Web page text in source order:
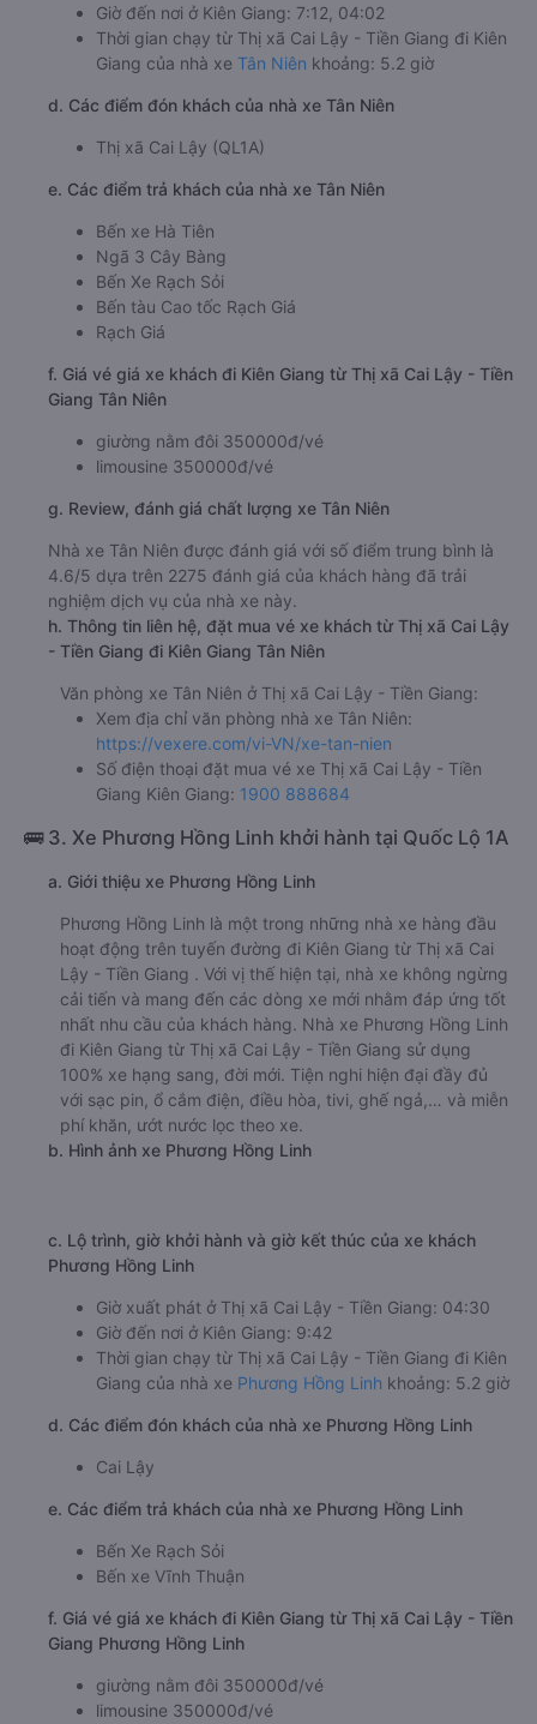
Giờ đến nơi ở Kiên Giang: 7:12, 04:02
Thời gian chạy từ Thị xã Cai Lậy - Tiền Giang đi Kiên
Giang của nhà xe Tân Niên khoảng: 5.2 giờ
d. Các điểm đón khách của nhà xe Tân Niên
Thị xã Cai Lậy (QL1A)
e. Các điểm trả khách của nhà xe Tân Niên
Bến xe Hà Tiên
Ngã 3 Cây Bàng
Bến Xe Rạch Sỏi
Bến tàu Cao tốc Rạch Giá
Rạch Giá
f. Giá vé giá xe khách đi Kiên Giang từ Thị xã Cai Lậy - Tiền
Giang Tân Niên
giường nằm đôi 350000đ/vé
limousine 350000đ/vé
g. Review, đánh giá chất lượng xe Tân Niên
Nhà xe Tân Niên được đánh giá với số điểm trung bình là
4.6/5 dựa trên 2275 đánh giá của khách hàng đã trải
nghiệm dịch vụ của nhà xe này.
h. Thông tin liên hệ, đặt mua vé xe khách từ Thị xã Cai Lậy
- Tiền Giang đi Kiên Giang Tân Niên
Văn phòng xe Tân Niên ở Thị xã Cai Lậy - Tiền Giang:
Xem địa chỉ văn phòng nhà xe Tân Niên:
https://vexere.com/vi-VN/xe-tan-nien
Số điện thoại đặt mua vé xe Thị xã Cai Lậy - Tiền
Giang Kiên Giang: 1900 888684
🚌 3. Xe Phương Hồng Linh khởi hành tại Quốc Lộ 1A
a. Giới thiệu xe Phương Hồng Linh
Phương Hồng Linh là một trong những nhà xe hàng đầu
hoạt động trên tuyến đường đi Kiên Giang từ Thị xã Cai
Lậy - Tiền Giang . Với vị thế hiện tại, nhà xe không ngừng
cải tiến và mang đến các dòng xe mới nhằm đáp ứng tốt
nhất nhu cầu của khách hàng. Nhà xe Phương Hồng Linh
đi Kiên Giang từ Thị xã Cai Lậy - Tiền Giang sử dụng
100% xe hạng sang, đời mới. Tiện nghi hiện đại đầy đủ
với sạc pin, ổ cắm điện, điều hòa, tivi, ghế ngả,… và miễn
phí khăn, ướt nước lọc theo xe.
b. Hình ảnh xe Phương Hồng Linh
c. Lộ trình, giờ khởi hành và giờ kết thúc của xe khách
Phương Hồng Linh
Giờ xuất phát ở Thị xã Cai Lậy - Tiền Giang: 04:30
Giờ đến nơi ở Kiên Giang: 9:42
Thời gian chạy từ Thị xã Cai Lậy - Tiền Giang đi Kiên
Giang của nhà xe Phương Hồng Linh khoảng: 5.2 giờ
d. Các điểm đón khách của nhà xe Phương Hồng Linh
Cai Lậy
e. Các điểm trả khách của nhà xe Phương Hồng Linh
Bến Xe Rạch Sỏi
Bến xe Vĩnh Thuận
f. Giá vé giá xe khách đi Kiên Giang từ Thị xã Cai Lậy - Tiền
Giang Phương Hồng Linh
giường nằm đôi 350000đ/vé
limousine 350000đ/vé